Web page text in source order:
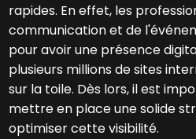
rapides. En effet, les
communication et de
pour avoir une présence
plusieurs millions de sites
sur la toile. Dès lors, il est
mettre en place une solide
optimiser cette visibilité.